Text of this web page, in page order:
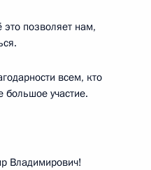
это позволяет нам,
всем, кто
большое участие.
Владимирович!